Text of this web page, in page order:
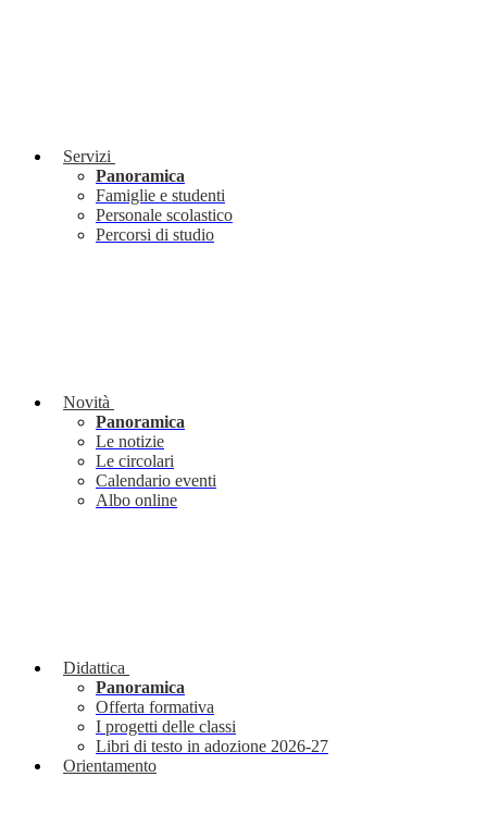
Servizi
Panoramica
Famiglie e studenti
Personale scolastico
Percorsi di studio
Novità
Panoramica
Le notizie
Le circolari
Calendario eventi
Albo online
Didattica
Panoramica
Offerta formativa
I progetti delle classi
Libri di testo in adozione 2026-27
Orientamento